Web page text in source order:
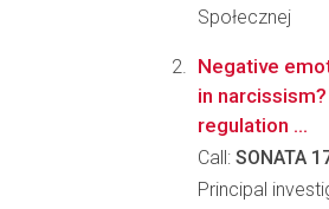
Społecznej
Negative
in
regulation ...
Call: SONATA
Principal